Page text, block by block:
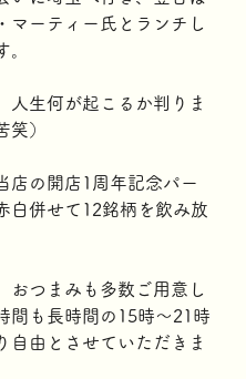
マーティー氏とランチし
。
人生何が起こるか判りま
笑）
店の開店1周年記念パー
白併せて12銘柄を飲み放
おつまみも多数ご用意し
間も長時間の15時～21時
自由とさせていただきま